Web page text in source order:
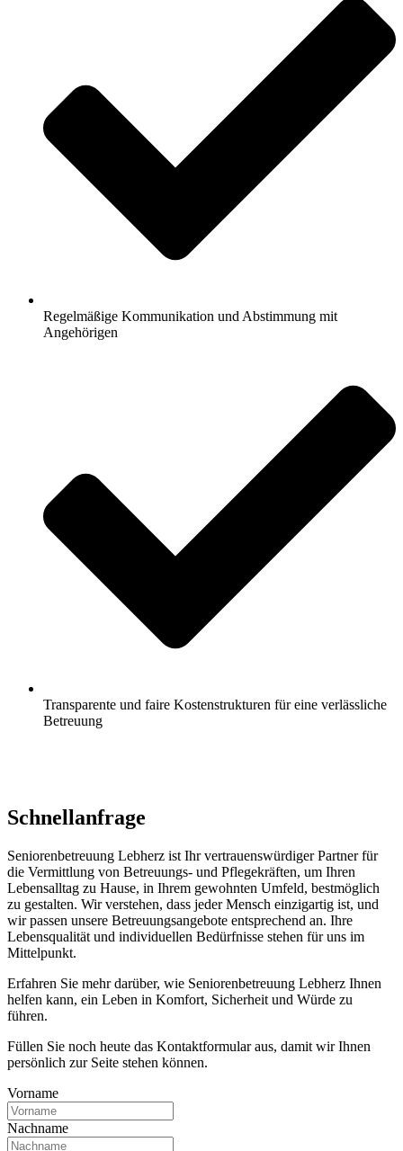
Regelmäßige Kommunikation und Abstimmung mit
Angehörigen
Transparente und faire Kostenstrukturen für eine verlässliche
Betreuung
Schnell­anfrage
Seniorenbetreuung Lebherz ist Ihr vertrauenswürdiger Partner für
die Vermittlung von Betreuungs- und Pflegekräften, um Ihren
Lebensalltag zu Hause, in Ihrem gewohnten Umfeld, bestmöglich
zu gestalten. Wir verstehen, dass jeder Mensch einzigartig ist, und
wir passen unsere Betreuungsangebote entsprechend an. Ihre
Lebensqualität und individuellen Bedürfnisse stehen für uns im
Mittelpunkt.
Erfahren Sie mehr darüber, wie Seniorenbetreuung Lebherz Ihnen
helfen kann, ein Leben in Komfort, Sicherheit und Würde zu
führen.
Füllen Sie noch heute das Kontaktformular aus, damit wir Ihnen
persönlich zur Seite stehen können.
Vorname
Nachname